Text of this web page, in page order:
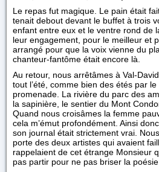
Le repas fut magique. Le pain était
tenait debout devant le buffet à trois
enfant entre eux et le ventre rond de
leur engagement, pour le meilleur et
arrangé pour que la voix vienne du
chanteur-fantôme était encore là.
Au retour, nous arrêtâmes à Val-
tout l’été, comme bien des étés par
promenade. La rivière du parc des
la sapinière, le sentier du Mont
Quand nous croisâmes la femme
cela m’émut profondément. Ainsi
son journal était strictement vrai.
porte des deux artistes qui avaient
rappelaient de cet étrange Monsieur
pas partir pour ne pas briser la